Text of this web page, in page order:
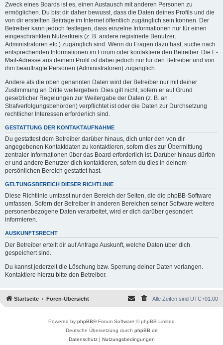
Zweck eines Boards ist es, einen Austausch mit anderen Personen zu
ermöglichen. Du bist dir daher bewusst, dass die Daten deines Profils und die
von dir erstellten Beiträge im Internet öffentlich zugänglich sein können. Der
Betreiber kann jedoch festlegen, dass einzelne Informationen nur für einen
eingeschränkten Nutzerkreis (z. B. andere registrierte Benutzer,
Administratoren etc.) zugänglich sind. Wenn du Fragen dazu hast, suche nach
entsprechenden Informationen im Forum oder kontaktiere den Betreiber. Die E-
Mail-Adresse aus deinem Profil ist dabei jedoch nur für den Betreiber und von
ihm beauftragte Personen (Administratoren) zugänglich.
Andere als die oben genannten Daten wird der Betreiber nur mit deiner
Zustimmung an Dritte weitergeben. Dies gilt nicht, sofern er auf Grund
gesetzlicher Regelungen zur Weitergabe der Daten (z. B. an
Strafverfolgungsbehörden) verpflichtet ist oder die Daten zur Durchsetzung
rechtlicher Interessen erforderlich sind.
GESTATTUNG DER KONTAKTAUFNAHME
Du gestattest dem Betreiber darüber hinaus, dich unter den von dir
angegebenen Kontaktdaten zu kontaktieren, sofern dies zur Übermittlung
zentraler Informationen über das Board erforderlich ist. Darüber hinaus dürfen
er und andere Benutzer dich kontaktieren, sofern du dies in deinem
persönlichen Bereich gestattet hast.
GELTUNGSBEREICH DIESER RICHTLINIE
Diese Richtlinie umfasst nur den Bereich der Seiten, die die phpBB-Software
umfassen. Sofern der Betreiber in anderen Bereichen seiner Software weitere
personenbezogene Daten verarbeitet, wird er dich darüber gesondert
informieren.
AUSKUNFTSRECHT
Der Betreiber erteilt dir auf Anfrage Auskunft, welche Daten über dich
gespeichert sind.
Du kannst jederzeit die Löschung bzw. Sperrung deiner Daten verlangen.
Kontaktiere hierzu bitte den Betreiber.
Startseite Foren-Übersicht Alle Zeiten sind UTC+01:00
Powered by phpBB® Forum Software © phpBB Limited
Deutsche Übersetzung durch phpBB.de
Datenschutz| Nutzungsbedingungen